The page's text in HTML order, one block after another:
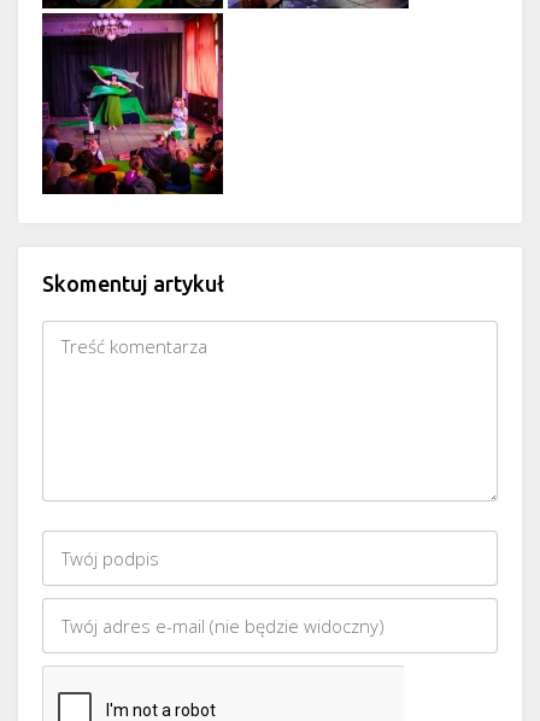
Skomentuj artykuł